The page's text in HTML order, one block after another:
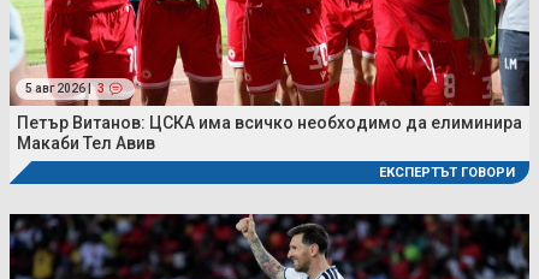
5 авг 2026 | 3
Петър Витанов: ЦСКА има всичко необходимо да елиминира
Макаби Тел Авив
ЕКСПЕРТЪТ ГОВОРИ